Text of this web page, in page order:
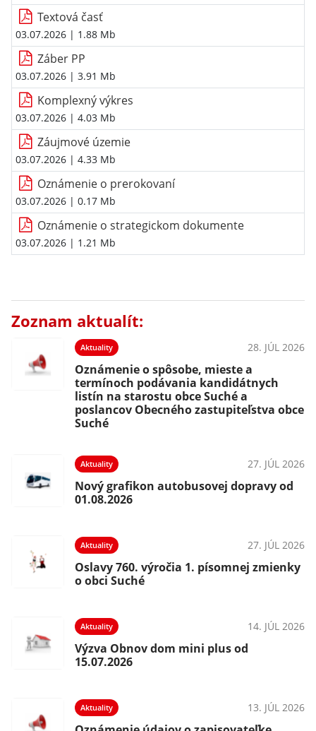
Textová časť
03.07.2026 | 1.88 Mb
Záber PP
03.07.2026 | 3.91 Mb
Komplexný výkres
03.07.2026 | 4.03 Mb
Záujmové územie
03.07.2026 | 4.33 Mb
Oznámenie o prerokovaní
03.07.2026 | 0.17 Mb
Oznámenie o strategickom dokumente
03.07.2026 | 1.21 Mb
Zoznam aktualít:
Aktuality 28. JÚL 2026
Oznámenie o spôsobe, mieste a
termínoch podávania kandidátnych
listín na starostu obce Suché a
poslancov Obecného zastupiteľstva obce
Suché
Aktuality 27. JÚL 2026
Nový grafikon autobusovej dopravy od
01.08.2026
Aktuality 27. JÚL 2026
Oslavy 760. výročia 1. písomnej zmienky
o obci Suché
Aktuality 14. JÚL 2026
Výzva Obnov dom mini plus od
15.07.2026
Aktuality 13. JÚL 2026